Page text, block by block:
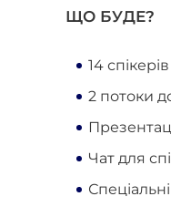
ЩО БУДЕ?
14
2 потоки
Чат для